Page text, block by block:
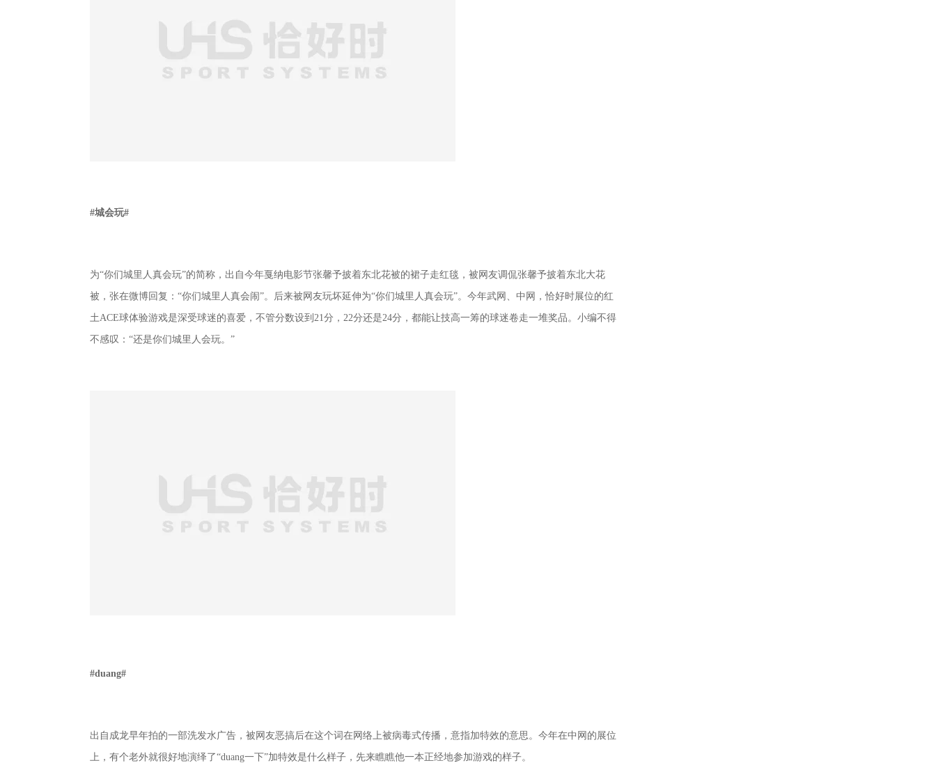
#城会玩#
为“你们城里人真会玩”的简称，出自今年戛纳电影节张馨予披着东北花被的裙子走红毯，被网友调侃张馨予披着东北大花
被，张在微博回复：“你们城里人真会闹”。后来被网友玩坏延伸为“你们城里人真会玩”。今年武网、中网，恰好时展位的红
土ACE球体验游戏是深受球迷的喜爱，不管分数设到21分，22分还是24分，都能让技高一筹的球迷卷走一堆奖品。小编不得
不感叹：“还是你们城里人会玩。”
#duang#
出自成龙早年拍的一部洗发水广告，被网友恶搞后在这个词在网络上被病毒式传播，意指加特效的意思。今年在中网的展位
上，有个老外就很好地演绎了“duang一下”加特效是什么样子，先来瞧瞧他一本正经地参加游戏的样子。